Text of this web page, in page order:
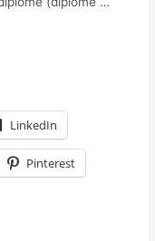
LinkedIn
Pinterest